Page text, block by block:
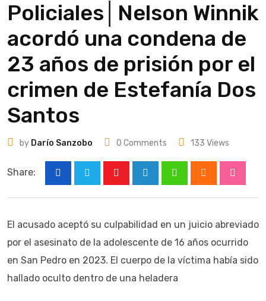
Policiales│Nelson Winnik
acordó una condena de
23 años de prisión por el
crimen de Estefanía Dos
Santos
by Darío Sanzobo 0 Comments 133 Views
Share:
El acusado aceptó su culpabilidad en un juicio abreviado
por el asesinato de la adolescente de 16 años ocurrido
en San Pedro en 2023. El cuerpo de la víctima había sido
hallado oculto dentro de una heladera